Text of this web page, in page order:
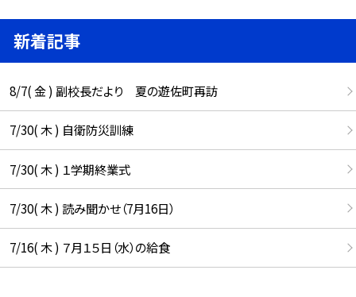
新着記事
8/7( 金 ) 副校長だより 夏の遊佐町再訪
7/30( 木 ) 自衛防災訓練
7/30( 木 ) １学期終業式
7/30( 木 ) 読み聞かせ（7月16日）
7/16( 木 ) ７月１５日（水）の給食